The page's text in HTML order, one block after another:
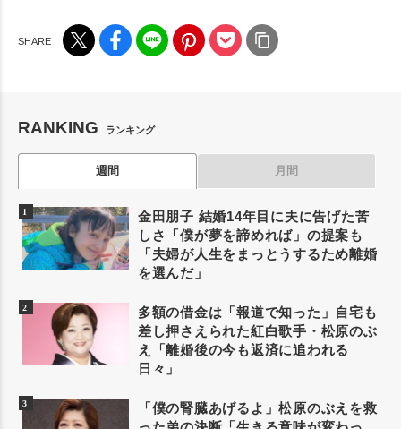
RANKING ランキング
週間 月間
金田朋子 結婚14年目に夫に告げた苦
しさ「僕が夢を諦めれば」の提案も
「夫婦が人生をまっとうするため離婚
を選んだ」
多額の借金は「報道で知った」自宅も
差し押さえられた紅白歌手・松原のぶ
え「離婚後の今も返済に追われる
日々」
「僕の腎臓あげるよ」松原のぶえを救